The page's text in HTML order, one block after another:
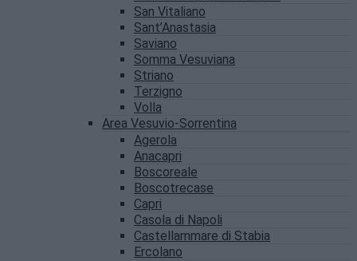
San Vitaliano
Sant’Anastasia
Saviano
Somma Vesuviana
Striano
Terzigno
Volla
Area Vesuvio-Sorrentina
Agerola
Anacapri
Boscoreale
Boscotrecase
Capri
Casola di Napoli
Castellammare di Stabia
Ercolano